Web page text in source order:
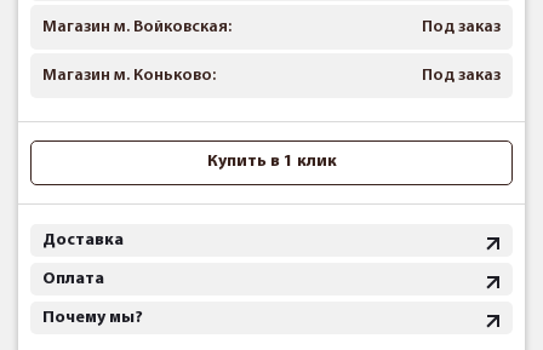
Магазин м. Войковская: Под заказ
Магазин м. Коньково: Под заказ
Купить в 1 клик
Доставка
Оплата
Почему мы?